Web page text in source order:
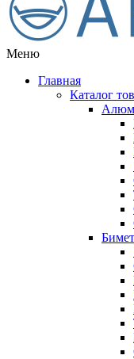
Меню
Главная
Каталог